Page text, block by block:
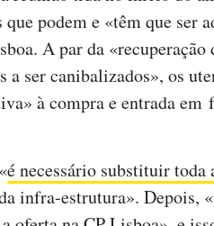
podem e «têm que ser
A par da «recuperação
a ser canibalizados», os
à compra e entrada em
é necessário substituir toda
infra-estrutura». Depois,